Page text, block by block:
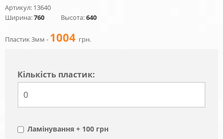
Артикул: 13640
Ширина:760 Высота:640
Пластик 3мм - 1004 грн.
Кiлькiсть пластик:
Ламінування + 100 грн